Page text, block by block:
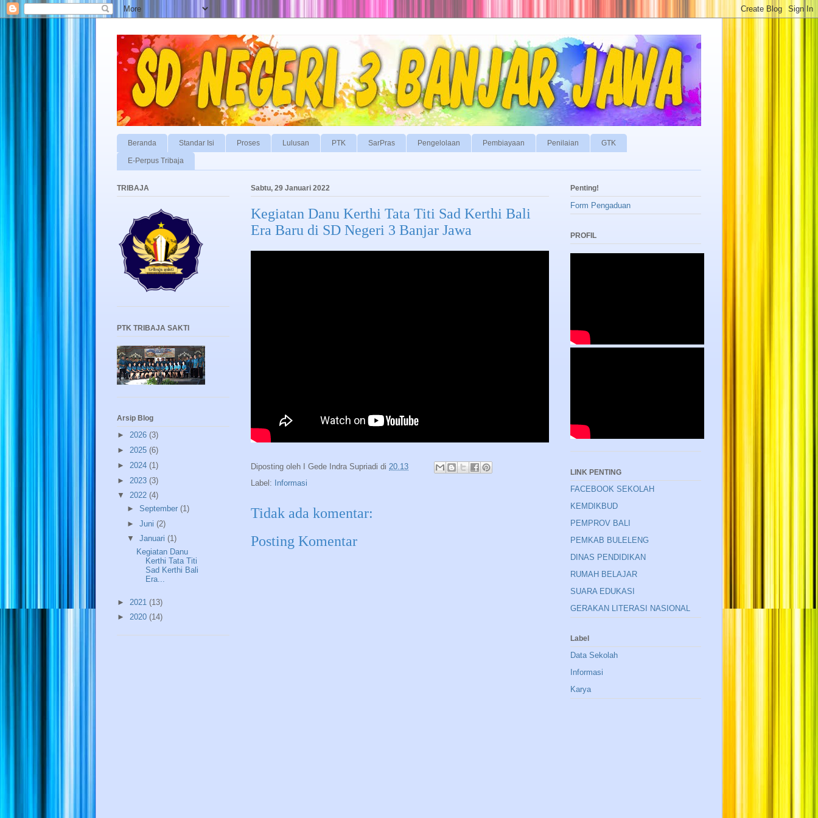
Beranda Standar Isi Proses Lulusan PTK SarPras Pengelolaan Pembiayaan Penilaian GTK
E-Perpus Tribaja
Sabtu, 29 Januari 2022
Kegiatan Danu Kerthi Tata Titi Sad Kerthi Bali
Era Baru di SD Negeri 3 Banjar Jawa
Diposting oleh I Gede Indra Supriadi di 20.13
Label:
Informasi
Tidak ada komentar:
Posting Komentar
TRIBAJA
PTK TRIBAJA SAKTI
Arsip Blog
► 2026 (3)
► 2025 (6)
► 2024 (1)
► 2023 (3)
▼ 2022 (4)
► September (1)
► Juni (2)
▼ Januari (1)
Kegiatan Danu
Kerthi Tata Titi
Sad Kerthi Bali
Era...
► 2021 (13)
► 2020 (14)
Penting!
Form Pengaduan
PROFIL
LINK PENTING
FACEBOOK SEKOLAH
KEMDIKBUD
PEMPROV BALI
PEMKAB BULELENG
DINAS PENDIDIKAN
RUMAH BELAJAR
SUARA EDUKASI
GERAKAN LITERASI NASIONAL
Label
Data Sekolah
Informasi
Karya